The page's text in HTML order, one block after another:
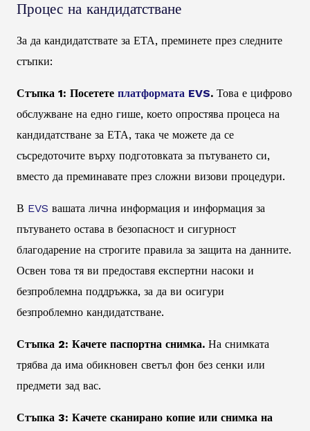
Процес на кандидатстване
За да кандидатствате за ЕТА, преминете през следните
стъпки:
Стъпка 1: Посетете платформата EVS. Това е цифрово
обслужване на едно гише, което опростява процеса на
кандидатстване за ЕТА, така че можете да се
съсредоточите върху подготовката за пътуването си,
вместо да преминавате през сложни визови процедури.
В EVS вашата лична информация и информация за
пътуването остава в безопасност и сигурност
благодарение на строгите правила за защита на данните.
Освен това тя ви предоставя експертни насоки и
безпроблемна поддръжка, за да ви осигури
безпроблемно кандидатстване.
Стъпка 2: Качете паспортна снимка. На снимката
трябва да има обикновен светъл фон без сенки или
предмети зад вас.
Стъпка 3: Качете сканирано копие или снимка на